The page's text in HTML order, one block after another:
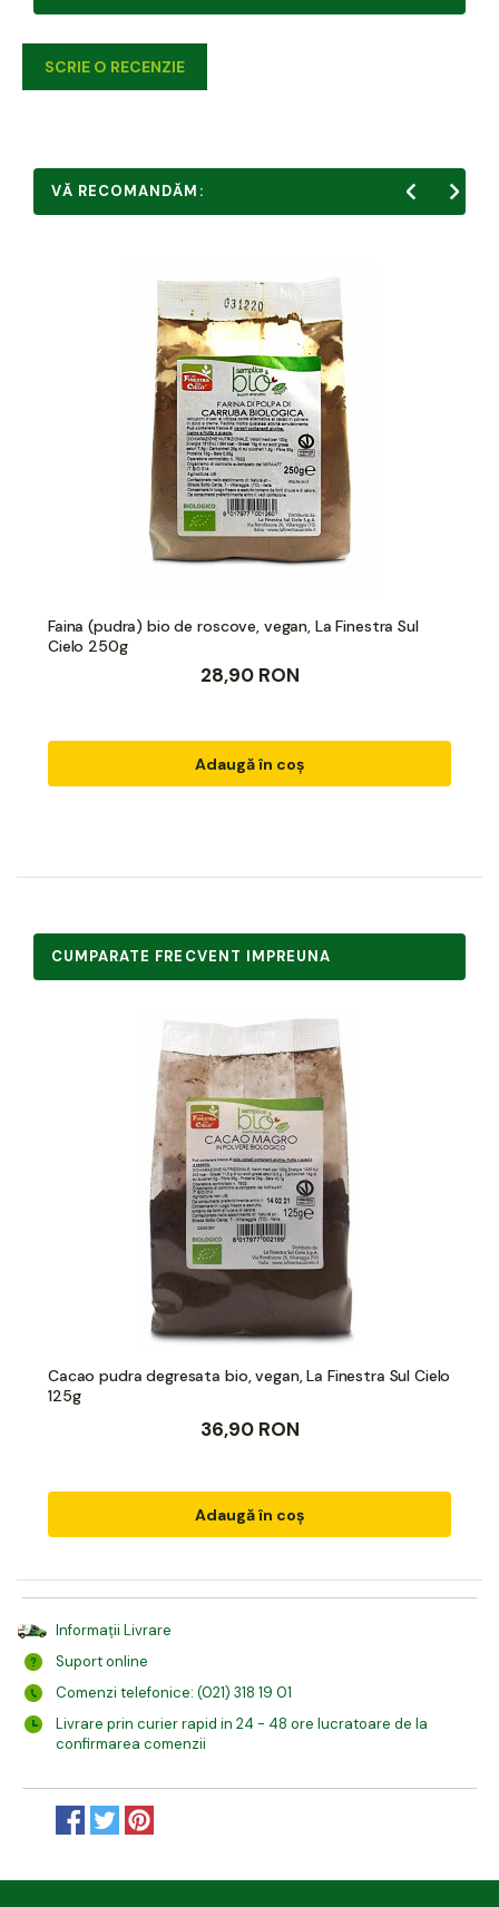
SCRIE O RECENZIE
VĂ RECOMANDĂM:
Faina (pudra) bio de roscove, vegan, La Finestra Sul
Cielo 250g
28,90 RON
Adaugă în coș
CUMPARATE FRECVENT IMPREUNA
Cacao pudra degresata bio, vegan, La Finestra Sul Cielo
125g
36,90 RON
Adaugă în coș
Informații Livrare
Suport online
Comenzi telefonice: (021) 318 19 01
Livrare prin curier rapid in 24 - 48 ore lucratoare de la
confirmarea comenzii